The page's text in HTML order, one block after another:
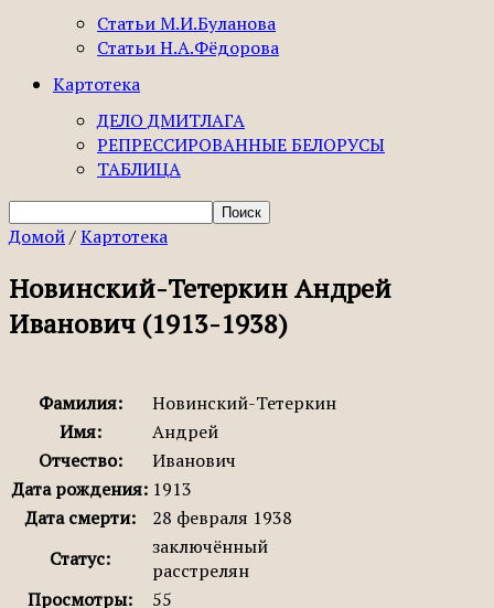
Статьи М.И.Буланова
Статьи Н.А.Фёдорова
Картотека
ДЕЛО ДМИТЛАГА
РЕПРЕССИРОВАННЫЕ БЕЛОРУСЫ
ТАБЛИЦА
Домой/Картотека
Новинский-Тетеркин Андрей
Иванович (1913-1938)
Фамилия:
Новинский-Тетеркин
Имя:
Андрей
Отчество:
Иванович
Дата рождения: 1913
Дата смерти:
28 февраля 1938
Статус:
заключённый
расстрелян
Просмотры:
55